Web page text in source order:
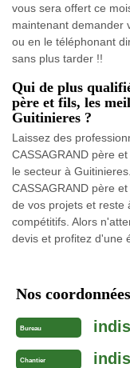
vous sera offert ce
maintenant demander
ou en le téléphonant
sans plus tarder !!
Qui de plus
père et fils, les
Guitinieres ?
Laissez des
CASSAGRAND père
le secteur à
CASSAGRAND père
de vos projets et reste
compétitifs. Alors
devis et profitez d'une
Nos coordonnées
Bureau
Chantier